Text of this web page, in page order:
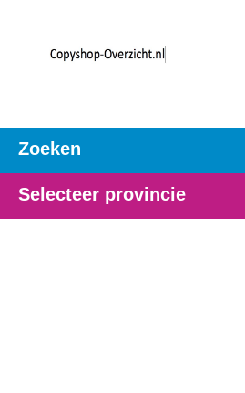
Zoeken
Selecteer provincie